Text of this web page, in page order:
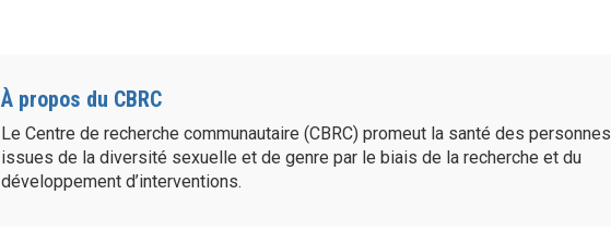
À propos du CBRC
Le Centre de recherche communautaire (CBRC) promeut la santé des personnes
issues de la diversité sexuelle et de genre par le biais de la recherche et du
développement d’interventions.